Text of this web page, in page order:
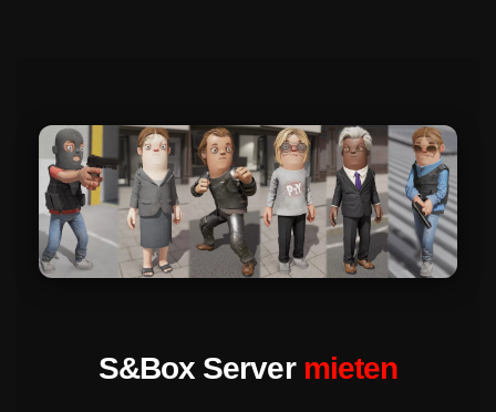
S&Box Server mieten